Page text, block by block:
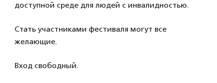
доступной среде для людей с инвалидностью.
Стать участниками фестиваля могут все
желающие.
Вход свободный.